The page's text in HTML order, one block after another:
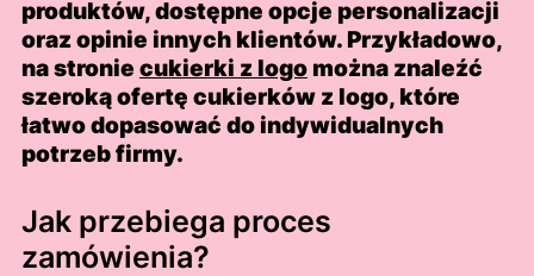
produktów, dostępne opcje personalizacji
oraz opinie innych klientów. Przykładowo,
na stronie cukierki z logomożna znaleźć
szeroką ofertę cukierków z logo, które
łatwo dopasować do indywidualnych
potrzeb firmy.
Jak przebiega proces
zamówienia?